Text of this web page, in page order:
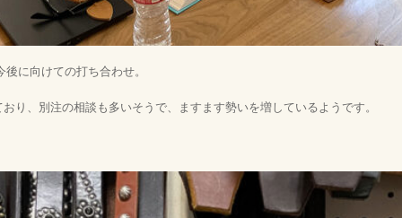
に向けての打ち合わせ。
り、別注の相談も多いそうで、ますます勢いを増しているようです。